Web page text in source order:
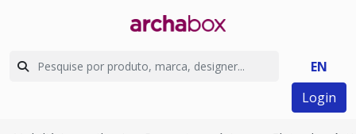
EN
Login